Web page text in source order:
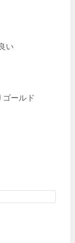
い
ゴールド